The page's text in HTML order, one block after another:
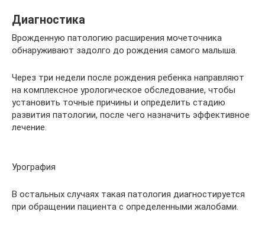
Диагностика
Врожденную патологию расширения мочеточника
обнаруживают задолго до рождения самого малыша.
Через три недели после рождения ребенка направляют
на комплексное урологическое обследование, чтобы
установить точные причины и определить стадию
развития патологии, после чего назначить эффективное
лечение.
Урография
В остальных случаях такая патология диагностируется
при обращении пациента с определенными жалобами.